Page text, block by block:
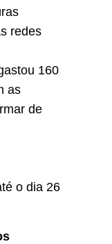
redes
160
as
de
o dia 26